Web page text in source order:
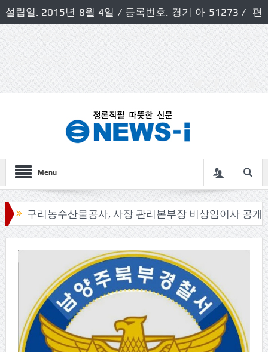
설립일: 2015년 8월 4일 / 등록번호: 경기 아 51273 / 편
집인 및 발행인: 허득천 / 개인정보책임자 및 청소년보호호
책임자: 최상규
Menu
리농수산물공사, 사장·관리본부장·비상임이사 공개모집